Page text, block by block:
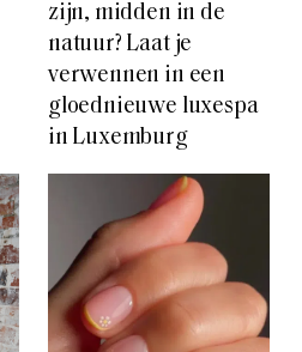
zijn, midden in de
natuur? Laat je
verwennen in een
gloednieuwe luxespa
in Luxemburg